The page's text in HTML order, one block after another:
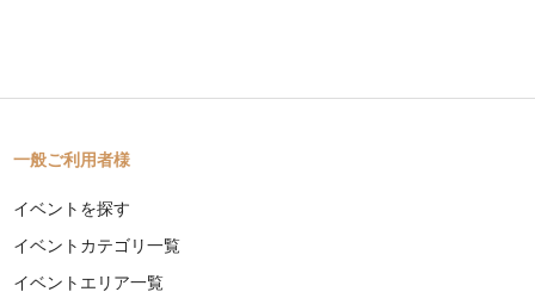
一般ご利用者様
イベントを探す
イベントカテゴリ一覧
イベントエリア一覧